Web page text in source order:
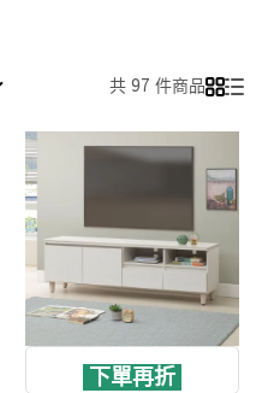
共 97 件商品
下單再折